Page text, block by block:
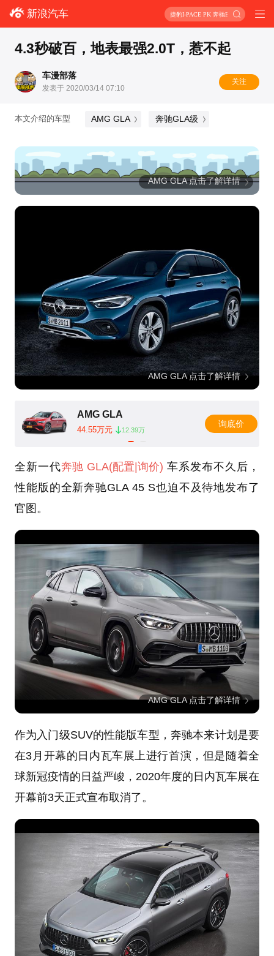
新浪汽车 捷豹I-PACE PK 奔驰EQC
4.3秒破百，地表最强2.0T，惹不起
车漫部落
发表于 2020/03/14 07:10
关注
本文介绍的车型 AMG GLA 奔驰GLA级
AMG GLA 点击了解详情
AMG GLA 点击了解详情
AMG GLA
44.55万元 12.39万
询底价
全新一代奔驰 GLA(配置|询价) 车系发布不久后，
性能版的全新奔驰GLA 45 S也迫不及待地发布了
官图。
AMG GLA 点击了解详情
作为入门级SUV的性能版车型，奔驰本来计划是要
在3月开幕的日内瓦车展上进行首演，但是随着全
球新冠疫情的日益严峻，2020年度的日内瓦车展在
开幕前3天正式宣布取消了。